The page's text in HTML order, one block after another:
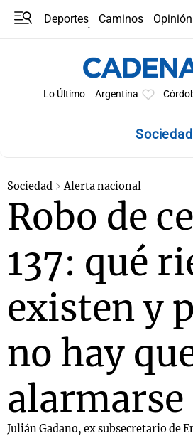
Deportes Caminos
Opinión
Lo Último Argentina
Sociedad
Sociedad Alerta nacional
Robo de
137: qué
existen y
no hay
alarmarse
Julián Gadano, ex subsecretario de